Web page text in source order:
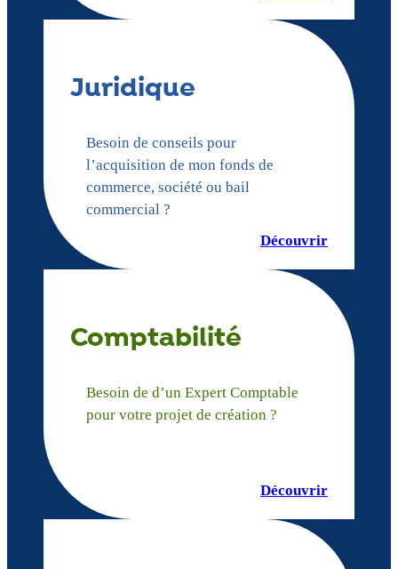
Juridique
Besoin de conseils pour
l’acquisition de mon fonds de
commerce, société ou bail
commercial ?
Découvrir
Comptabilité
Besoin de d’un Expert Comptable
pour votre projet de création ?
Découvrir